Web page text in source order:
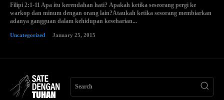
Filipi 2:1-11 Apa itu kerendahan hati? Apakah ketika seseorang pergi ke
warkop dan minum dengan orang lain?Ataukah ketika sesorang membiarkan
adanya gangguan dalam kehidupan keseharian...
Uncategorized January 25, 2015
Search